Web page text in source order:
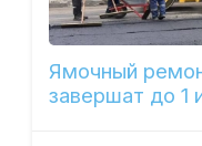
Ямочный
завершат до 1